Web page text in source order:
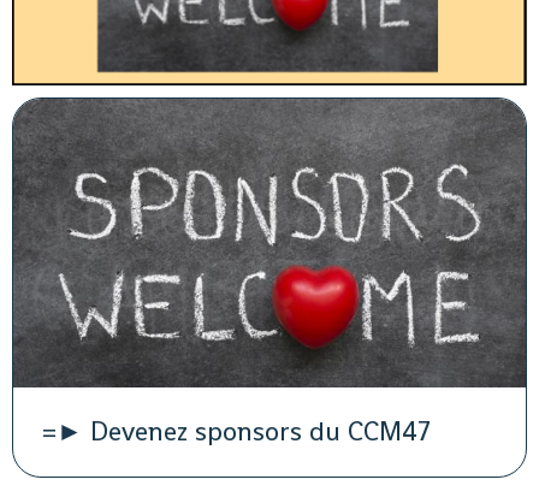
=► Devenez sponsors du CCM47